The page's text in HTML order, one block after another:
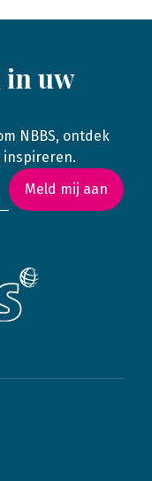
in uw
NBBS, ontdek
inspireren.
Meld mij aan